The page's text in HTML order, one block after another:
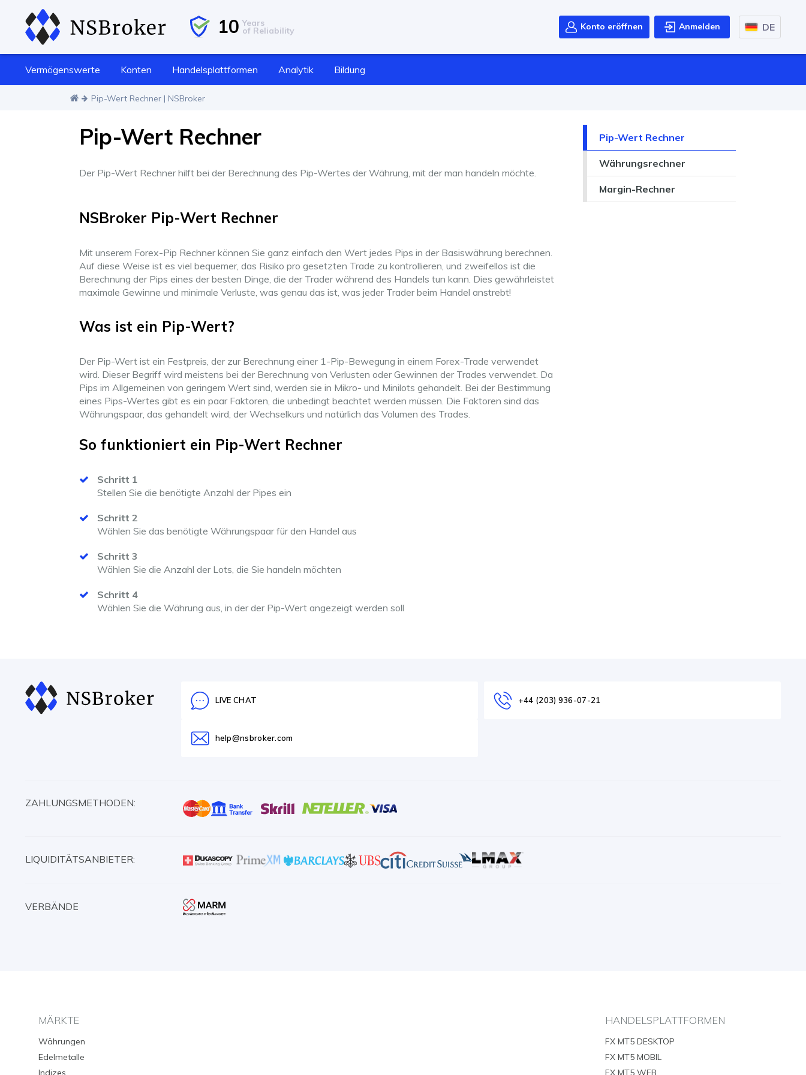
10 Years
of Reliability Konto eröffnen Anmelden DE
Vermögenswerte Konten Handelsplattformen Analytik Bildung
Pip-Wert Rechner | NSBroker
Pip-Wert Rechner
Der Pip-Wert Rechner hilft bei der Berechnung des Pip-Wertes der Währung, mit der man handeln möchte.
NSBroker Pip-Wert Rechner
Mit unserem Forex-Pip Rechner können Sie ganz einfach den Wert jedes Pips in der Basiswährung berechnen.
Auf diese Weise ist es viel bequemer, das Risiko pro gesetzten Trade zu kontrollieren, und zweifellos ist die
Berechnung der Pips eines der besten Dinge, die der Trader während des Handels tun kann. Dies gewährleistet
maximale Gewinne und minimale Verluste, was genau das ist, was jeder Trader beim Handel anstrebt!
Was ist ein Pip-Wert?
Der Pip-Wert ist ein Festpreis, der zur Berechnung einer 1-Pip-Bewegung in einem Forex-Trade verwendet
wird. Dieser Begriff wird meistens bei der Berechnung von Verlusten oder Gewinnen der Trades verwendet. Da
Pips im Allgemeinen von geringem Wert sind, werden sie in Mikro- und Minilots gehandelt. Bei der Bestimmung
eines Pips-Wertes gibt es ein paar Faktoren, die unbedingt beachtet werden müssen. Die Faktoren sind das
Währungspaar, das gehandelt wird, der Wechselkurs und natürlich das Volumen des Trades.
So funktioniert ein Pip-Wert Rechner
Schritt 1
Stellen Sie die benötigte Anzahl der Pipes ein
Schritt 2
Wählen Sie das benötigte Währungspaar für den Handel aus
Schritt 3
Wählen Sie die Anzahl der Lots, die Sie handeln möchten
Schritt 4
Wählen Sie die Währung aus, in der der Pip-Wert angezeigt werden soll
Pip-Wert Rechner
Währungsrechner
Margin-Rechner
LIVE CHAT +44 (203) 936-07-21
help@nsbroker.com
ZAHLUNGSMETHODEN:
LIQUIDITÄTSANBIETER:
VERBÄNDE
MÄRKTE
Währungen
Edelmetalle
Indizes
HANDELSPLATTFORMEN
FX MT5 DESKTOP
FX MT5 MOBIL
FX MT5 WEB